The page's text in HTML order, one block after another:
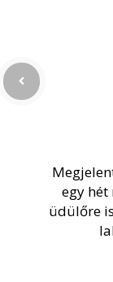
egy
üdülőre